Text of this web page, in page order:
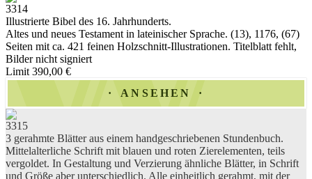
3314
Illustrierte Bibel des 16. Jahrhunderts.
Altes und neues Testament in lateinischer Sprache. (13), 1176, (67)
Seiten mit ca. 421 feinen Holzschnitt-Illustrationen. Titelblatt fehlt,
Bilder nicht signiert
Limit 390,00 €
ANSEHEN
3315
3 gerahmte Blätter aus einem handgeschriebenen Stundenbuch.
Mittelalterliche Schrift mit blauen und roten Zierelementen, teils
vergoldet. In Gestaltung und Verzierung ähnliche Blätter, in Schrift
und Größe aber unterschiedlich. Alle einheitlich gerahmt, mit der